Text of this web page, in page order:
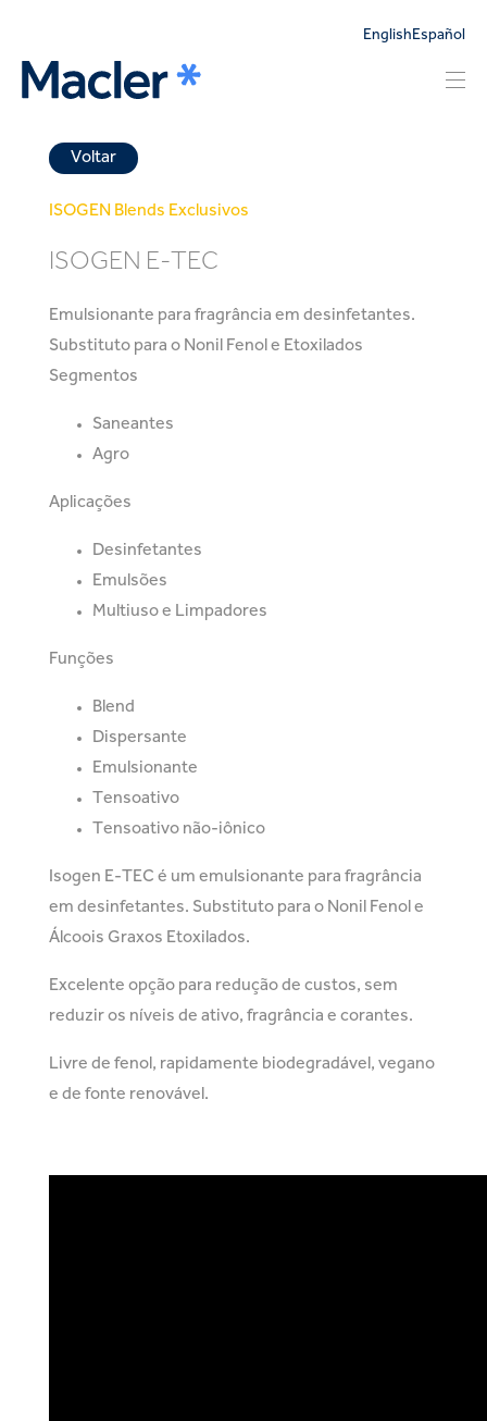
English Español
Voltar
ISOGEN Blends Exclusivos
ISOGEN E-TEC
Emulsionante para fragrância em desinfetantes.
Substituto para o Nonil Fenol e Etoxilados
Segmentos
Saneantes
Agro
Aplicações
Desinfetantes
Emulsões
Multiuso e Limpadores
Funções
Blend
Dispersante
Emulsionante
Tensoativo
Tensoativo não-iônico
Isogen E-TEC é um emulsionante para fragrância
em desinfetantes. Substituto para o Nonil Fenol e
Álcoois Graxos Etoxilados.
Excelente opção para redução de custos, sem
reduzir os níveis de ativo, fragrância e corantes.
Livre de fenol, rapidamente biodegradável, vegano
e de fonte renovável.